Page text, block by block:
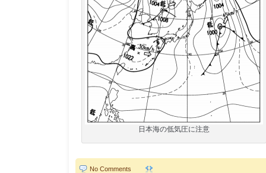
日本海の低気圧に注意
No Comments